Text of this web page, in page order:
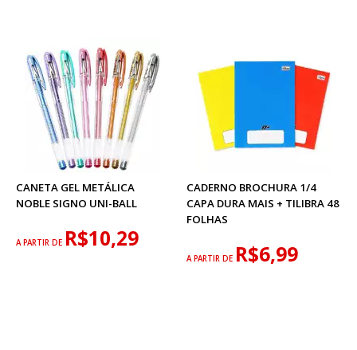
CANETA GEL METÁLICA
NOBLE SIGNO UNI-BALL
A PARTIR DE R$10,29
CADERNO BROCHURA 1/4
CAPA DURA MAIS + TILIBRA 48
FOLHAS
A PARTIR DE R$6,99